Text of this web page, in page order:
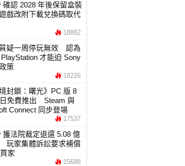
確認 2028 年後保留盒裝
戲改附下載兌換碼取代
18882
疑一周停玩無效 認為
才能迫 Sony
策
18226
境封鎖：曙光》PC 版 8
免費推出 Steam 與
Connect 同步登場
17537
獲法院裁定退還 5.08 億
玩家集體訴訟要求補償
家
15688